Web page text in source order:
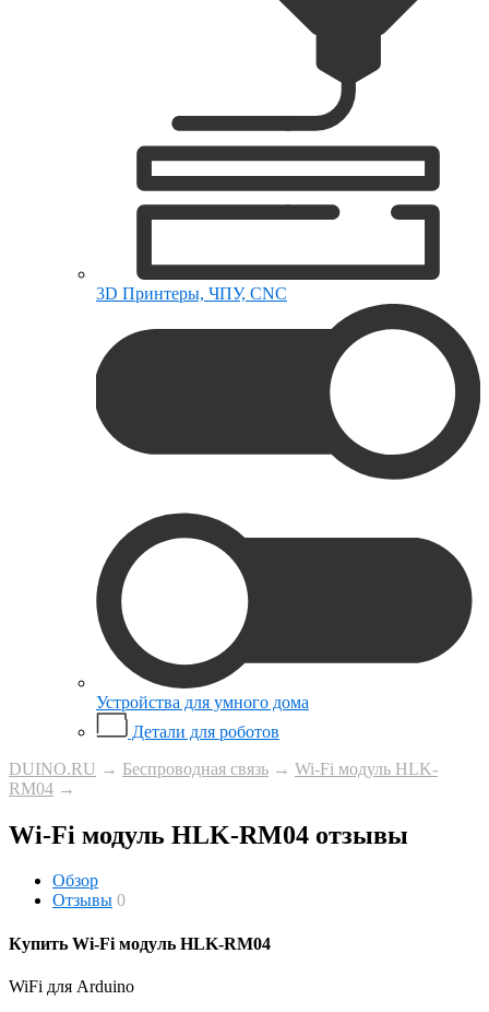
3D Принтеры, ЧПУ, CNC
Устройства для умного дома
Детали для роботов
DUINO.RU → Беспроводная связь → Wi-Fi модуль HLK-
RM04 →
Wi-Fi модуль HLK-RM04 отзывы
Обзор
Отзывы 0
Купить Wi-Fi модуль HLK-RM04
WiFi для Arduino